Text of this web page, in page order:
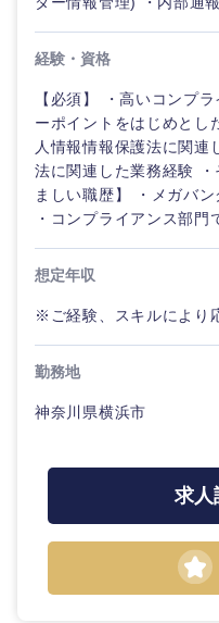
経験・資格
【必須】 ・高いコンプ
ーポイントをはじめとし
人情報情報保護法に関連
法に関連した業務経験
ましい職歴】 ・メガバ
・コンプライアンス部門
想定年収
※ご経験、スキルにより
勤務地
神奈川県横浜市
求人